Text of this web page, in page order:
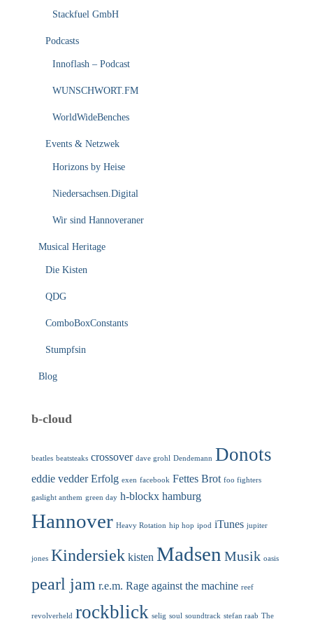
Stackfuel GmbH
Podcasts
Innoflash – Podcast
WUNSCHWORT.FM
WorldWideBenches
Events & Netzwek
Horizons by Heise
Niedersachsen.Digital
Wir sind Hannoveraner
Musical Heritage
Die Kisten
QDG
ComboBoxConstants
Stumpfsin
Blog
b-cloud
beatles beatsteaks crossover dave grohl Dendemann Donots
eddie vedder Erfolg exen facebook Fettes Brot foo fighters
gaslight anthem green day h-blockx hamburg
Hannover Heavy Rotation hip hop ipod iTunes jupiter
jones Kindersiek kisten Madsen Musik oasis
pearl jam r.e.m. Rage against the machine reef
revolverheld rockblick selig soul soundtrack stefan raab The